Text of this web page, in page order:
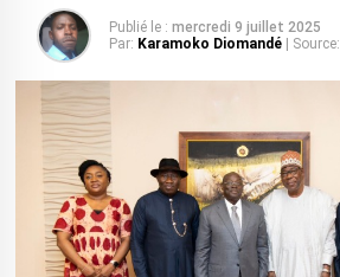
Publié le : mercredi 9 juillet 2025
Par: Karamoko Diomandé | Source: